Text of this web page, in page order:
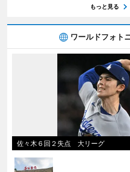
もっと見る
ワールドフォト
佐々木６回２失点 大リーグ